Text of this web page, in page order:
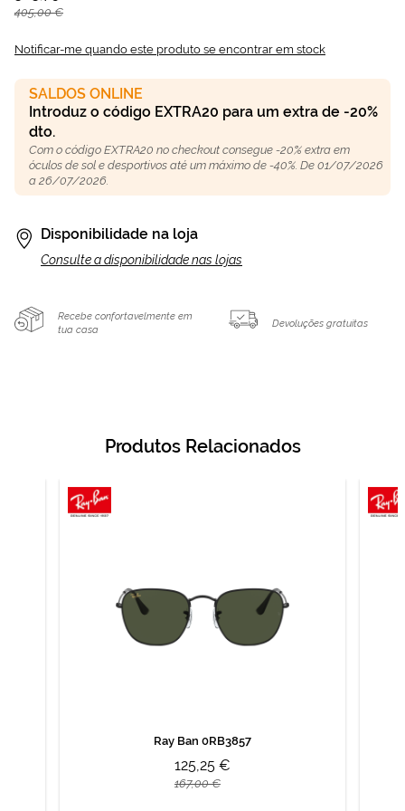
405,00 €
Notificar-me quando este produto se encontrar em stock
SALDOS ONLINE
Introduz o código EXTRA20 para um extra de -20%
dto.
Com o código EXTRA20 no checkout consegue -20% extra em
óculos de sol e desportivos até um máximo de -40%. De 01/07/2026
a 26/07/2026.
Disponibilidade na loja
Consulte a disponibilidade nas lojas
Recebe confortavelmente em
tua casa
Devoluções gratuitas
Produtos Relacionados
Ray Ban 0RB3857
125,25 €
167,00 €